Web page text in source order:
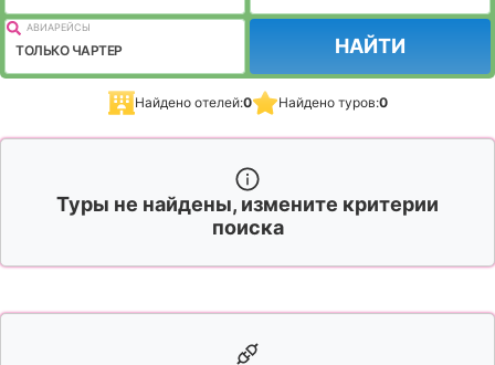
АВИАРЕЙСЫ
ТОЛЬКО ЧАРТЕР НАЙТИ
Найдено отелей:0 Найдено туров:0
Туры не найдены, измените критерии
поиска